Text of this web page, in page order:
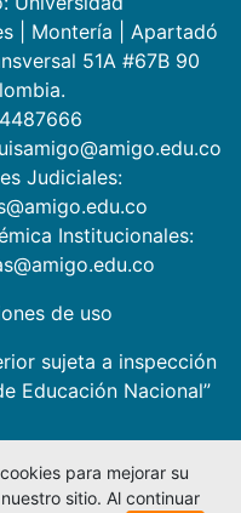
Montería
Apartadó
51A #67B 90
Judiciales:
Institucionales:
de uso
sujeta a inspección
Educación Nacional”
para mejorar su
sitio. Al continuar